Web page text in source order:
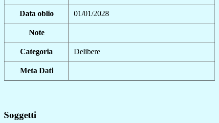
Data oblio 01/01/2028
Note
Categoria Delibere
Meta Dati
Soggetti